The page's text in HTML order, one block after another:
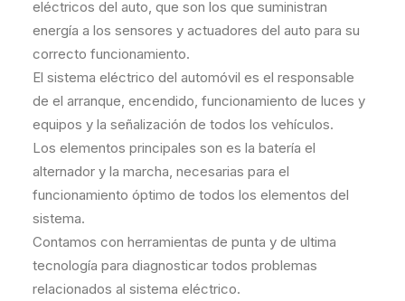
eléctricos del auto, que son los que suministran
energía a los sensores y actuadores del auto para su
correcto funcionamiento.
El sistema eléctrico del automóvil es el responsable
de el arranque, encendido, funcionamiento de luces y
equipos y la señalización de todos los vehículos.
Los elementos principales son es la batería el
alternador y la marcha, necesarias para el
funcionamiento óptimo de todos los elementos del
sistema.
Contamos con herramientas de punta y de ultima
tecnología para diagnosticar todos problemas
relacionados al sistema eléctrico.